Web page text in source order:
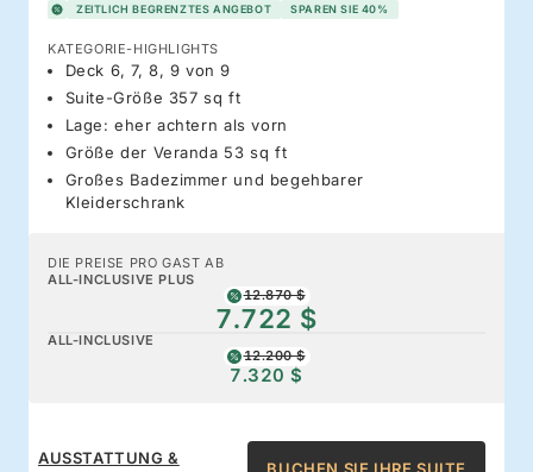
ZEITLICH BEGRENZTES ANGEBOT SPAREN SIE 40%
KATEGORIE-HIGHLIGHTS
Deck 6, 7, 8, 9 von 9
Suite-Größe 357 sq ft
Lage: eher achtern als vorn
Größe der Veranda 53 sq ft
Großes Badezimmer und begehbarer
Kleiderschrank
DIE PREISE PRO GAST AB
ALL-INCLUSIVE PLUS
12.870 $
7.722 $
ALL-INCLUSIVE
12.200 $
7.320 $
AUSSTATTUNG &